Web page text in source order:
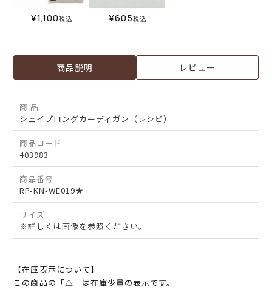
¥1,100税込 ¥605税込
商品説明 レビュー
商 品
シェイプロングカーディガン（レシピ）
商品コード
403983
商品番号
RP-KN-WE019★
サイズ
※詳しくは画像を参照ください。
【在庫表示について】
この商品の「△」は在庫少量の表示です。